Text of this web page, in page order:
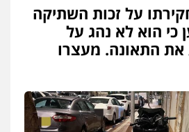
גונן
פשע חמור תעבורה צבא מעצרים
שנהב אילון
פשיעה חמורה חקירות ומעצרים
עורכי דין לענייני אסירים תעבורה
על זכות השתיקה
כי הוא לא נהג על
התאונה. מעצרו